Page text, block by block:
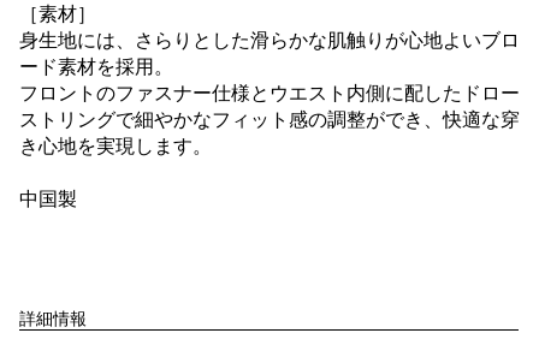
［素材］
身生地には、さらりとした滑らかな肌触りが心地よいブロ
ード素材を採用。
フロントのファスナー仕様とウエスト内側に配したドロー
ストリングで細やかなフィット感の調整ができ、快適な穿
き心地を実現します。
中国製
詳細情報